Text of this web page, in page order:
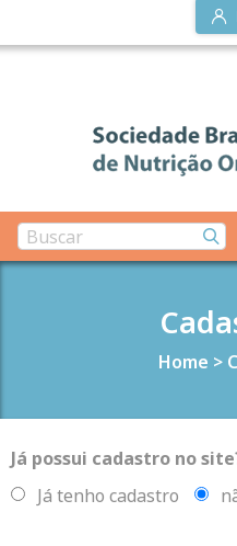
Home >
Já possui cadastro no
Já tenho cadastro